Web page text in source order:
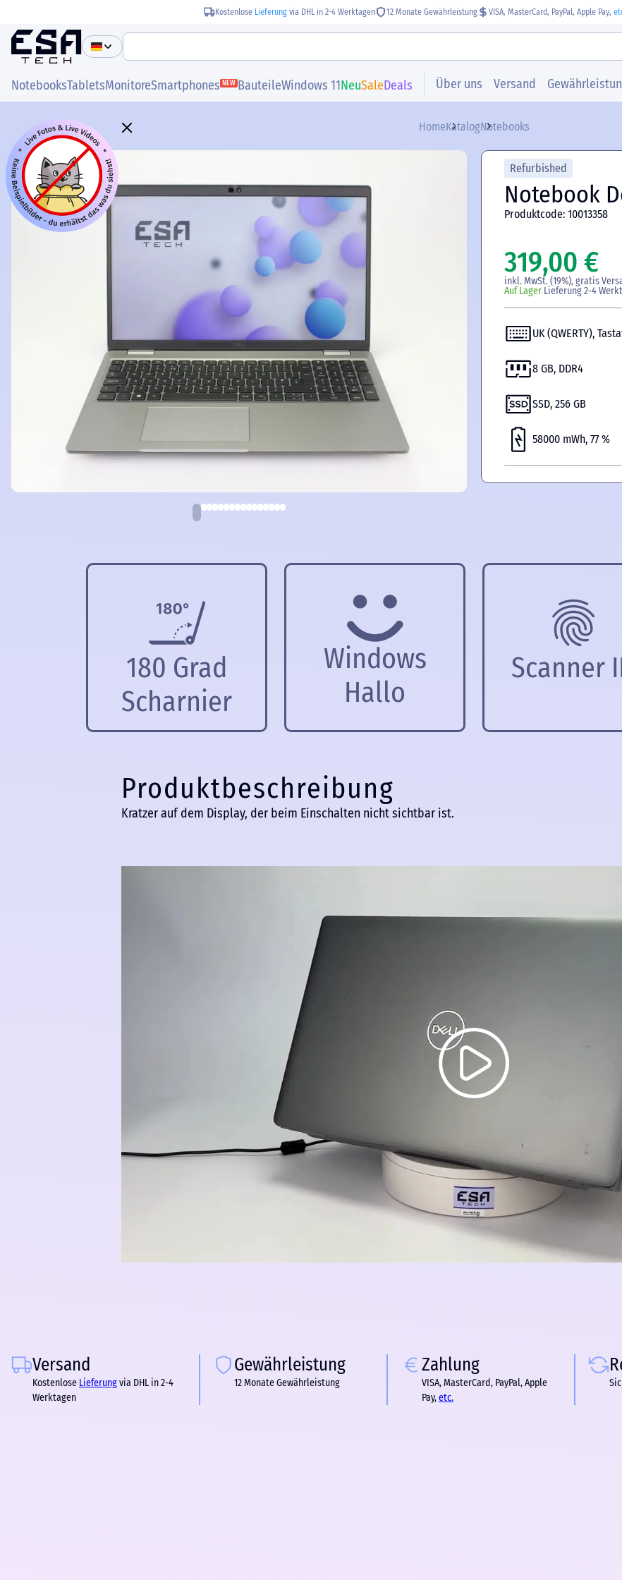
Kostenlose Lieferung via DHL in 2-4 Werktagen 12 Monate Gewährleistung VISA, MasterCard, PayPal, Apple Pay,
NotebooksTabletsMonitoreSmartphones NEW BauteileWindows 11NeuSaleDeals Über uns Versand
HomeKatalogNotebooks
Refurbished
Notebook
Produktcode: 10013358
319,00 €
inkl. MwSt. (19%), gratis
Auf Lager Lieferung 2-4
UK (QWERTY),
8 GB, DDR4
SSD, 256 GB
58000 mWh, 77 %
180 Grad
Scharnier
Windows
Hallo
Scanner
Produktbeschreibung
Kratzer auf dem Display, der beim Einschalten nicht sichtbar ist.
Versand
Kostenlose Lieferungvia DHL in 2-4
Werktagen
Gewährleistung
12 Monate Gewährleistung
Zahlung
VISA, MasterCard, PayPal, Apple
Pay,etc.